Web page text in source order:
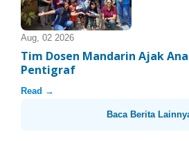
Aug, 02 2026
Tim Dosen Mandarin Ajak
Pentigraf
Read →
Baca Berita